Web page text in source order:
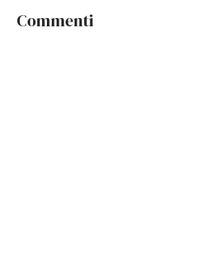
Commenti